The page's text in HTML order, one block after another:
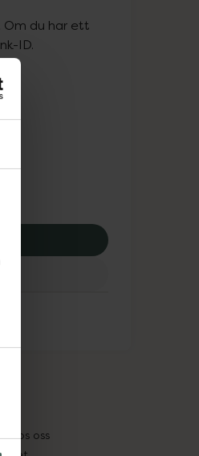
Om du har ett
ID.
hos oss